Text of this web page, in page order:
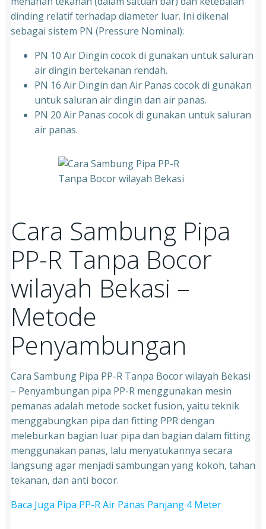
dinding relatif terhadap diameter luar. Ini dikenal
sebagai sistem PN (Pressure Nominal):
PN 10 Air Dingin cocok di gunakan untuk saluran
air dingin bertekanan rendah.
PN 16 Air Dingin dan Air Panas cocok di gunakan
untuk saluran air dingin dan air panas.
PN 20 Air Panas cocok di gunakan untuk saluran
air panas.
Cara Sambung Pipa
PP-R Tanpa Bocor
wilayah Bekasi –
Metode
Penyambungan
Cara Sambung Pipa PP-R Tanpa Bocor wilayah Bekasi
– Penyambungan pipa PP-R menggunakan mesin
pemanas adalah metode socket fusion, yaitu teknik
menggabungkan pipa dan fitting PPR dengan
meleburkan bagian luar pipa dan bagian dalam fitting
menggunakan panas, lalu menyatukannya secara
langsung agar menjadi sambungan yang kokoh, tahan
tekanan, dan anti bocor.
Baca Juga Pipa PP-R Air Panas Panjang 4 Meter